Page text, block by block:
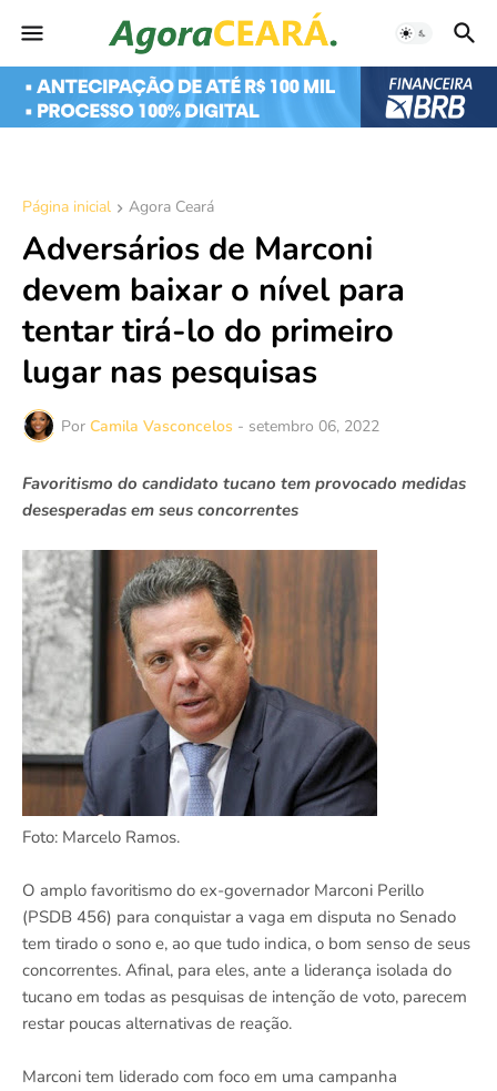
Página inicial Agora Ceará
Adversários de Marconi
devem baixar o nível para
tentar tirá-lo do primeiro
lugar nas pesquisas
Por Camila Vasconcelos - setembro 06, 2022
Favoritismo do candidato tucano tem provocado medidas
desesperadas em seus concorrentes
Foto: Marcelo Ramos.
O amplo favoritismo do ex-governador Marconi Perillo
(PSDB 456) para conquistar a vaga em disputa no Senado
tem tirado o sono e, ao que tudo indica, o bom senso de seus
concorrentes. Afinal, para eles, ante a liderança isolada do
tucano em todas as pesquisas de intenção de voto, parecem
restar poucas alternativas de reação.
Marconi tem liderado com foco em uma campanha